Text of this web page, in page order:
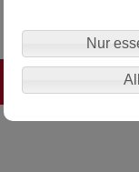
Nur